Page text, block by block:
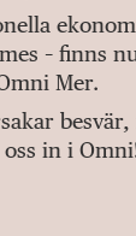
– finns
Mer.
in i